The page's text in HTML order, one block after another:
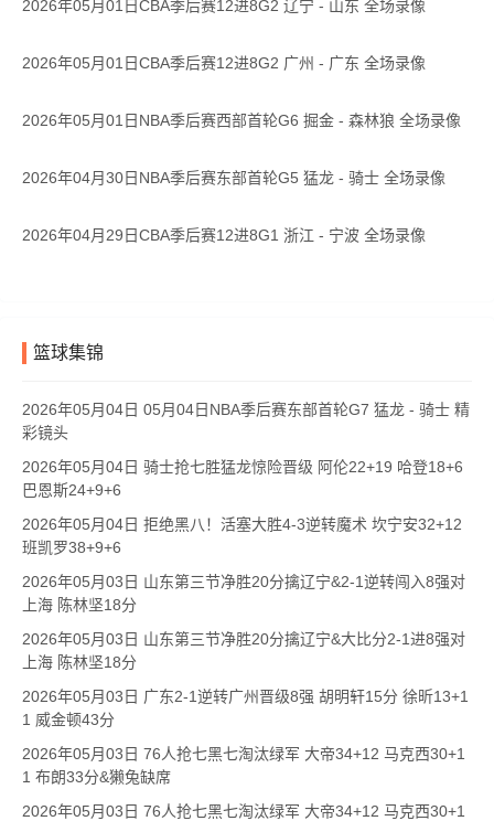
2026年05月01日CBA季后赛12进8G2 辽宁 - 山东 全场录像
2026年05月01日CBA季后赛12进8G2 广州 - 广东 全场录像
2026年05月01日NBA季后赛西部首轮G6 掘金 - 森林狼 全场录像
2026年04月30日NBA季后赛东部首轮G5 猛龙 - 骑士 全场录像
2026年04月29日CBA季后赛12进8G1 浙江 - 宁波 全场录像
篮球集锦
2026年05月04日 05月04日NBA季后赛东部首轮G7 猛龙 - 骑士 精
彩镜头
2026年05月04日 骑士抢七胜猛龙惊险晋级 阿伦22+19 哈登18+6
巴恩斯24+9+6
2026年05月04日 拒绝黑八！活塞大胜4-3逆转魔术 坎宁安32+12
班凯罗38+9+6
2026年05月03日 山东第三节净胜20分擒辽宁&2-1逆转闯入8强对
上海 陈林坚18分
2026年05月03日 山东第三节净胜20分擒辽宁&大比分2-1进8强对
上海 陈林坚18分
2026年05月03日 广东2-1逆转广州晋级8强 胡明轩15分 徐昕13+1
1 威金顿43分
2026年05月03日 76人抢七黑七淘汰绿军 大帝34+12 马克西30+1
1 布朗33分&獭兔缺席
2026年05月03日 76人抢七黑七淘汰绿军 大帝34+12 马克西30+1